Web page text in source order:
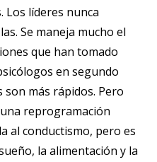
Los líderes nunca
Se maneja mucho el
que han tomado
en segundo
más rápidos. Pero
reprogramación
al conductismo, pero es
la alimentación y la